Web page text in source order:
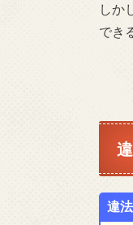
しか
でき
違